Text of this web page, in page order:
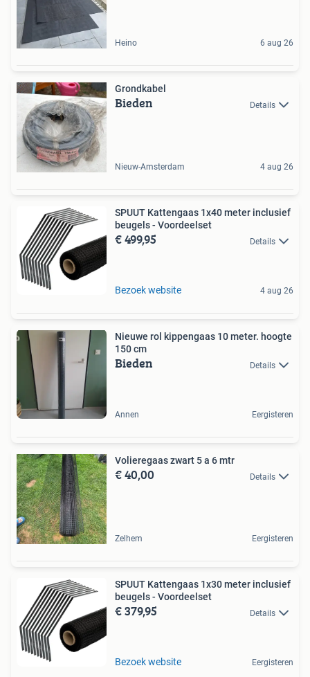
Heino 6 aug 26
Grondkabel
Bieden Details
Nieuw-Amsterdam 4 aug 26
SPUUT Kattengaas 1x40 meter inclusief
beugels - Voordeelset
€ 499,95 Details
Bezoek website 4 aug 26
Nieuwe rol kippengaas 10 meter. hoogte
150 cm
Bieden Details
Annen Eergisteren
Volieregaas zwart 5 a 6 mtr
€ 40,00 Details
Zelhem Eergisteren
SPUUT Kattengaas 1x30 meter inclusief
beugels - Voordeelset
€ 379,95 Details
Bezoek website Eergisteren